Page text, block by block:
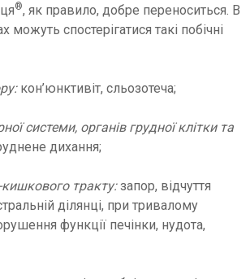
®, як правило, добре переноситься. В
спостерігатися такі побічні
кон’юнктивіт, сльозотеча;
системи, органів грудної клітки та
дихання;
тракту:запор, відчуття
ділянці, при тривалому
функції печінки, нудота,